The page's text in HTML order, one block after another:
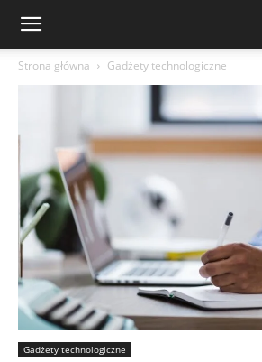
Strona główna Gadżety technologiczne
Gadżety technologiczne